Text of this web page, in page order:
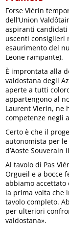
Forse Viérin
dell’Union
aspiranti candidati
uscenti consiglieri
esaurimento del
Leone rampante).
È improntata alla
valdostana degli
aperte a tutti
appartengono al
Laurent Vierin, ne
competenze negli
Certo è che il
autonomista per
d’Aoste
Al tavolo di Pas
Orgueil e a bocce
abbiamo accettato
la prima volta che
tavolo completo.
per ulteriori
valdostana».